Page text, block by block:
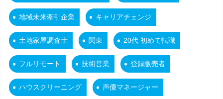
地域未来牽引企業 キャリアチェンジ
土地家屋調査士 関東 20代 初めて転職
フルリモート 技術営業 登録販売者
ハウスクリーニング 声優マネージャー